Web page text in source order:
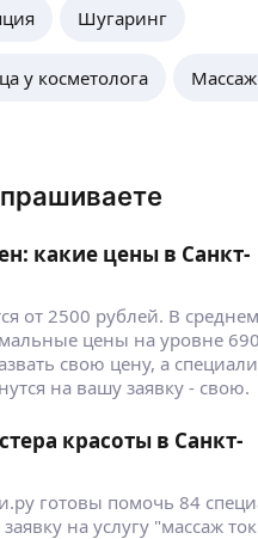
Шугаринг
у косметолога
какие цены в Санкт-
от 2500 рублей. В
цены на уровне
свою цену, а
на вашу заявку - свою.
красоты в Санкт-
готовы помочь 84
на услугу "массаж